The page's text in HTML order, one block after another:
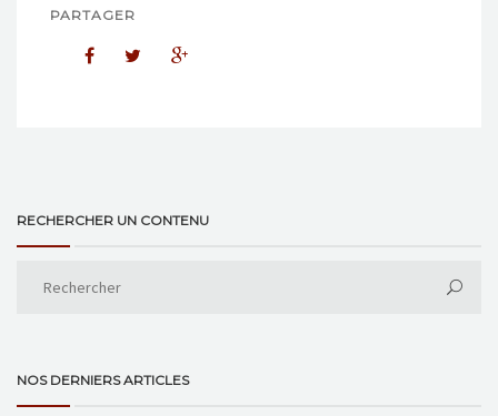
PARTAGER
RECHERCHER UN CONTENU
NOS DERNIERS ARTICLES